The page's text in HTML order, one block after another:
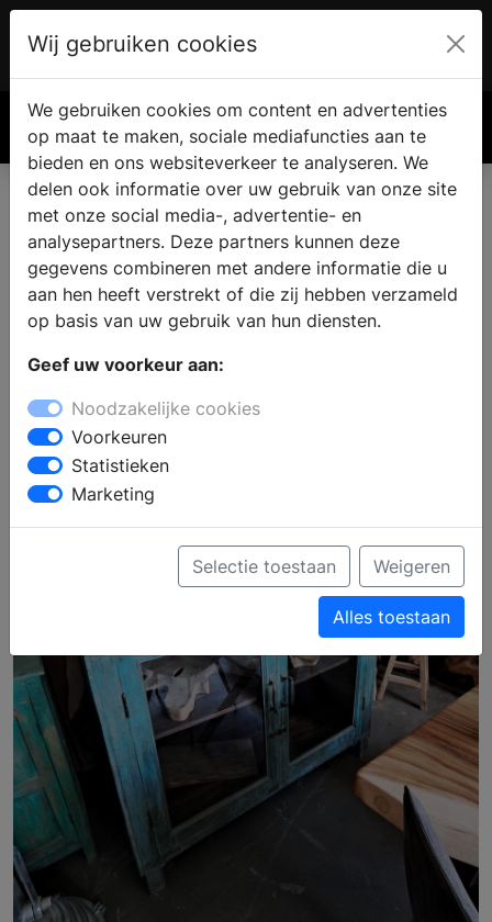
€ 0.00
Wij gebruiken cookies
We gebruiken cookies om content en advertenties
op maat te maken, sociale mediafuncties aan te
bieden en ons websiteverkeer te analyseren. We
delen ook informatie over uw gebruik van onze site
met onze social media-, advertentie- en
analysepartners. Deze partners kunnen deze
gegevens combineren met andere informatie die u
aan hen heeft verstrekt of die zij hebben verzameld
op basis van uw gebruik van hun diensten.
Geef uw voorkeur aan:
Noodzakelijke cookies
Voorkeuren
Statistieken
Marketing
Selectie toestaan Weigeren
Alles toestaan